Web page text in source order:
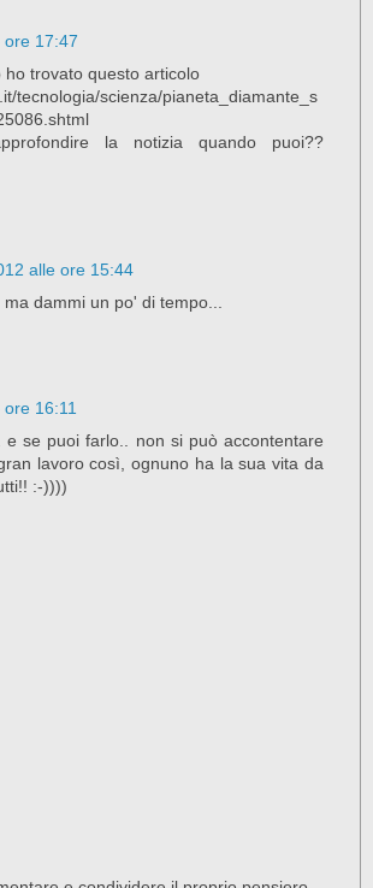
ore 17:47
trovato questo articolo
tecnologia/scienza/pianeta_diamante_s
la notizia quando puoi??
alle ore 15:44
dammi un po' di tempo...
16:11
se puoi farlo.. non si può accontentare
lavoro così, ognuno ha la sua vita da
:-))))